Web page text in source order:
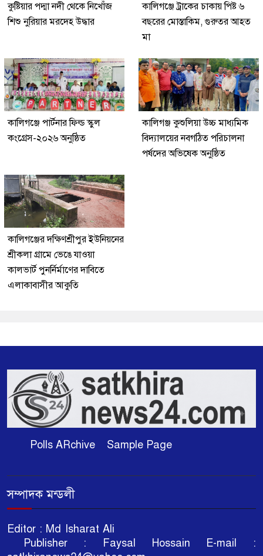
কুষ্টিয়ার পদ্মা নদী থেকে নিখোঁজ
শিশু নুরিয়ার মরদেহ উদ্ধার
কালিগঞ্জে ট্রাকের চাকায় পিষ্ট ৬
বছরের মোস্তাকিম, গুরুতর আহত
মা
কালিগঞ্জে পার্টনার ফিল্ড স্কুল
কংগ্রেস-২০২৬ অনুষ্ঠিত
কালিগঞ্জ কুশুলিয়া উচ্চ মাধ্যমিক
বিদ্যালয়ের নবগঠিত পরিচালনা
পর্ষদের অভিষেক অনুষ্ঠিত
কালিগঞ্জের দক্ষিণশ্রীপুর ইউ‌নিয়‌নের
শ্রীকলা গ্রা‌মে ভেঙে যাওয়া
কালভার্ট পুনর্নির্মাণের দাবিতে
এলাকাবাসীর আকুতি
Polls ARchive Sample Page
সম্পাদক মন্ডলী
Editor : Md Isharat Ali
Publisher : Faysal Hossain E-mail :